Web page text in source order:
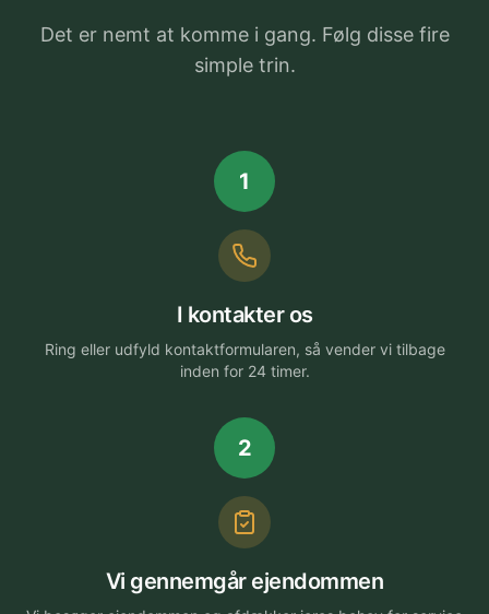
Det er nemt at komme i gang. Følg disse fire
simple trin.
1
I kontakter os
Ring eller udfyld kontaktformularen, så vender vi tilbage
inden for 24 timer.
2
Vi gennemgår ejendommen